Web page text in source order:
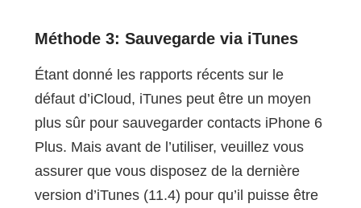
Méthode 3: Sauvegarde via iTunes
Étant donné les rapports récents sur le
défaut d’iCloud, iTunes peut être un moyen
plus sûr pour sauvegarder contacts iPhone 6
Plus. Mais avant de l’utiliser, veuillez vous
assurer que vous disposez de la dernière
version d’iTunes (11.4) pour qu’il puisse être